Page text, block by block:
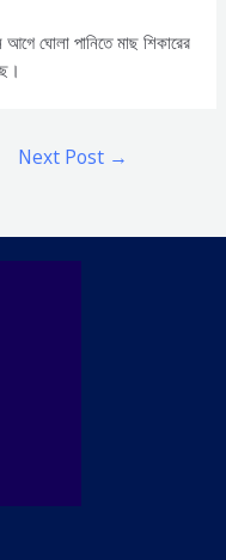
আগে ঘোলা পানিতে মাছ শিকারের
Next Post →